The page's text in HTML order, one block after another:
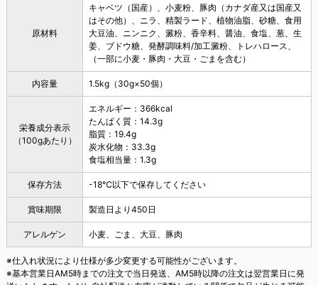
原材料
キャベツ（国産）、小麦粉、豚肉（カナダ産又は国産又
はその他）、ニラ、精製ラード、植物油脂、砂糖、食用
大豆油、ニンニク、澱粉、香辛料、醤油、食塩、葱、生
姜、ブドウ糖、発酵調味料/加工澱粉、トレハロース、
（一部に小麦・豚肉・大豆・ごまを含む）
内容量 1.5kg（30g×50個）
栄養成分表示
（100gあたり）
エネルギー：366kcal
たんぱく質：14.3g
脂質：19.4g
炭水化物：33.3g
食塩相当量：1.3g
保存方法 -18℃以下で保存してください
賞味期限 製造日より450日
アレルゲン 小麦、ごま、大豆、豚肉
※仕入れ状況により仕様が多少変更する可能性がございます。
※基本営業日AM5時までの注文で当日発送、AM5時以降の注文は翌営業日に発